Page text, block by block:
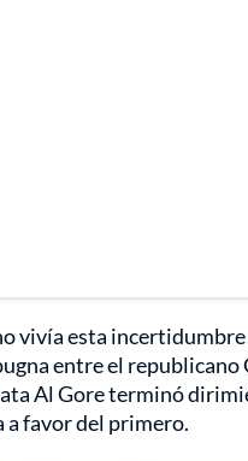
vivía esta incertidumbre
entre el republicano
Al Gore terminó
a favor del primero.